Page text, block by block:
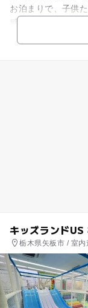
お泊まりで、子供たちもお
感じでしたが、体
し、 広い校庭使っ
キッズランドUS
栃木県矢板市 / 室内